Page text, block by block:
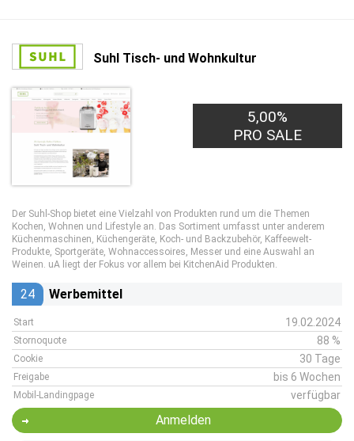
Suhl Tisch- und Wohnkultur
5,00%
PRO SALE
Der Suhl-Shop bietet eine Vielzahl von Produkten rund um die Themen
Kochen, Wohnen und Lifestyle an. Das Sortiment umfasst unter anderem
Küchenmaschinen, Küchengeräte, Koch- und Backzubehör, Kaffeewelt-
Produkte, Sportgeräte, Wohnaccessoires, Messer und eine Auswahl an
Weinen. uA liegt der Fokus vor allem bei KitchenAid Produkten.
24 Werbemittel
Start 19.02.2024
Stornoquote 88 %
Cookie 30 Tage
Freigabe bis 6 Wochen
Mobil-Landingpage verfügbar
Anmelden